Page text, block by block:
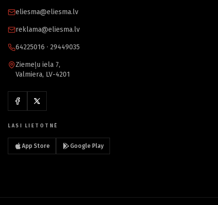
eliesma@eliesma.lv
reklama@eliesma.lv
64225016 · 29449035
Ziemeļu iela 7,
Valmiera, LV-4201
LASI LIETOTNĒ
App Store Google Play